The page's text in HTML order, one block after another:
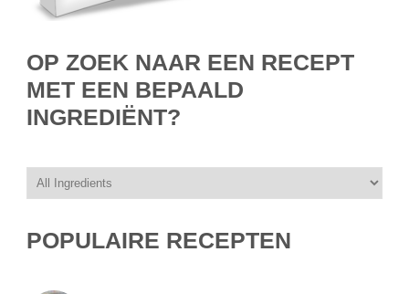
OP ZOEK NAAR EEN RECEPT
MET EEN BEPAALD
INGREDIËNT?
POPULAIRE RECEPTEN